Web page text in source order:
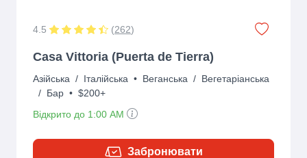
4.5 (262)
Casa Vittoria (Puerta de Tierra)
Азійська / Італійська • Веганська / Вегетаріанська
/ Бар • $200+
Відкрито до 1:00 AM
Забронювати